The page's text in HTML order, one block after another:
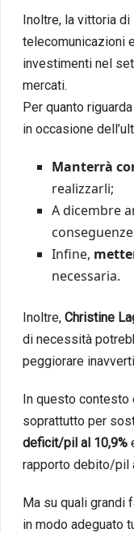
Inoltre, la vittoria
telecomunicazioni
investimenti nel
mercati.
Per quanto
in occasione
Manterrà
realizzarli;
A dicembre
Infine,
necessaria.
Inoltre, Christine
di necessità
peggiorare
In questo contesto
soprattutto per
deficit/pil al 10,9%
rapporto debito/pil
Ma su quali grandi
in modo adeguato